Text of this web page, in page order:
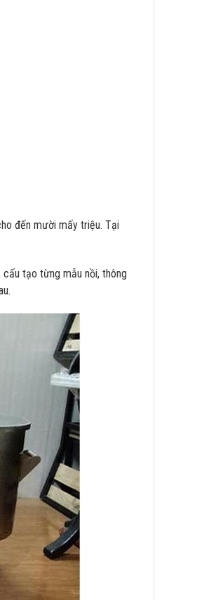
đến mười mấy triệu. Tại
tạo từng mẫu nồi, thông